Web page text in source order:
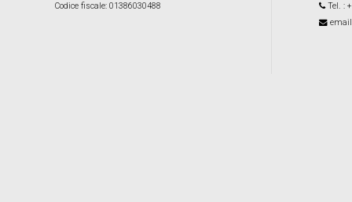
Codice fiscale: 01386030488 Tel. :
email